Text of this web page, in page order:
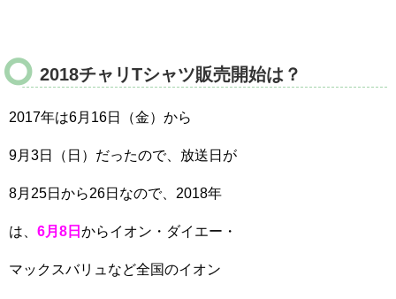
2018チャリTシャツ販売開始は？
2017年は6月16日（金）から
9月3日（日）だったので、放送日が
8月25日から26日なので、2018年
は、 6月8日 からイオン・ダイエー・
マックスバリュなど全国のイオン